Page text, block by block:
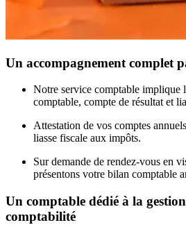
Un accompagnement complet
Notre service comptable implique
comptable, compte de résultat et
Attestation de vos comptes
liasse fiscale aux impôts.
Sur demande de rendez-vous en
présentons votre bilan comptable
Un comptable dédié à la
comptabilité